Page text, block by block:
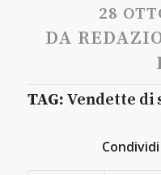
28
DA
TAG: Vendette di